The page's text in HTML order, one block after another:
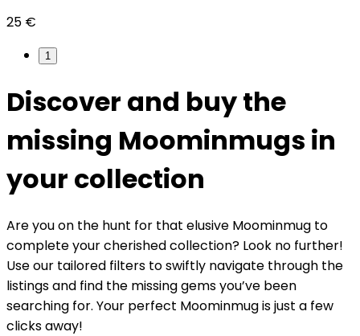
25 €
1
Discover and buy the
missing Moominmugs in
your collection
Are you on the hunt for that elusive Moominmug to
complete your cherished collection? Look no further!
Use our tailored filters to swiftly navigate through the
listings and find the missing gems you’ve been
searching for. Your perfect Moominmug is just a few
clicks away!